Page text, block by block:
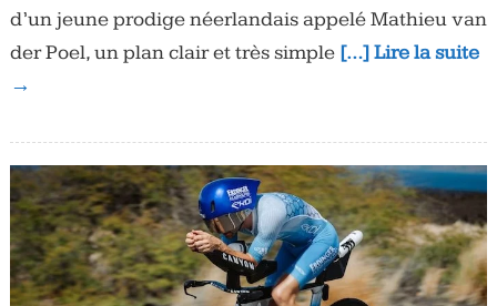
d’un jeune prodige néerlandais appelé Mathieu van
der Poel, un plan clair et très simple […] Lire la suite
→